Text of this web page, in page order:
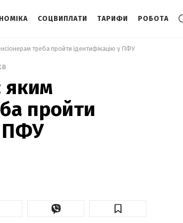
СОЦВИПЛАТИ ТАРИФИ РОБОТА
треба пройти ідентифікацію у ПФУ
яким
пройти
ПФУ